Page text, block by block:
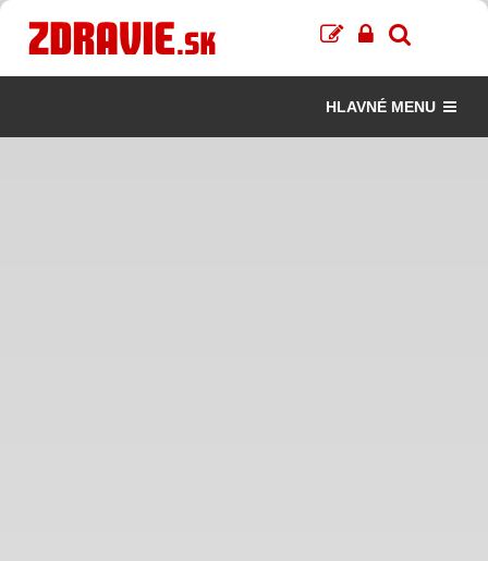
HLAVNÉ MENU